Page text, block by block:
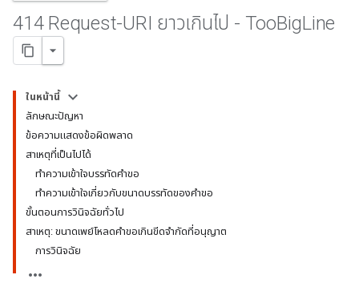
414 Request-URI ยาวเกินไป - TooBigLine
ในหน้านี้
ลักษณะปัญหา
ข้อความแสดงข้อผิดพลาด
สาเหตุที่เป็นไปได้
ทำความเข้าใจบรรทัดคำขอ
ทำความเข้าใจเกี่ยวกับขนาดบรรทัดของคำขอ
ขั้นตอนการวินิจฉัยทั่วไป
สาเหตุ: ขนาดเพย์โหลดคำขอเกินขีดจำกัดที่อนุญาต
การวินิจฉัย